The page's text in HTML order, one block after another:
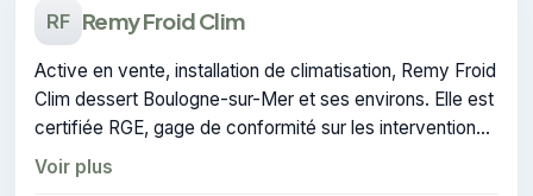
RF Remy Froid Clim
Active en vente, installation de climatisation, Remy Froid
Clim dessert Boulogne-sur-Mer et ses environs. Elle est
certifiée RGE, gage de conformité sur les interventions
réalisées.
Voir plus